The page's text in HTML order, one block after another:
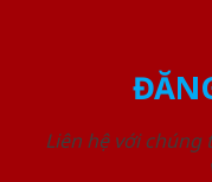
Liên hệ với